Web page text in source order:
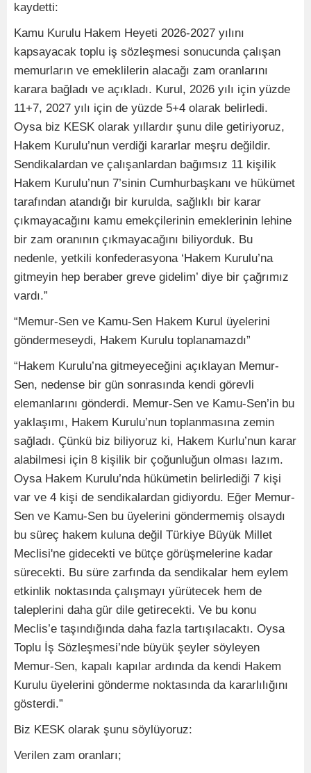
kaydetti:
Kamu Kurulu Hakem Heyeti 2026-2027 yılını
kapsayacak toplu iş sözleşmesi sonucunda çalışan
memurların ve emeklilerin alacağı zam oranlarını
karara bağladı ve açıkladı. Kurul, 2026 yılı için yüzde
11+7, 2027 yılı için de yüzde 5+4 olarak belirledi.
Oysa biz KESK olarak yıllardır şunu dile getiriyoruz,
Hakem Kurulu’nun verdiği kararlar meşru değildir.
Sendikalardan ve çalışanlardan bağımsız 11 kişilik
Hakem Kurulu’nun 7’sinin Cumhurbaşkanı ve hükümet
tarafından atandığı bir kurulda, sağlıklı bir karar
çıkmayacağını kamu emekçilerinin emeklerinin lehine
bir zam oranının çıkmayacağını biliyorduk. Bu
nedenle, yetkili konfederasyona ‘Hakem Kurulu’na
gitmeyin hep beraber greve gidelim’ diye bir çağrımız
vardı.”
“Memur-Sen ve Kamu-Sen Hakem Kurul üyelerini
göndermeseydi, Hakem Kurulu toplanamazdı”
“Hakem Kurulu’na gitmeyeceğini açıklayan Memur-
Sen, nedense bir gün sonrasında kendi görevli
elemanlarını gönderdi. Memur-Sen ve Kamu-Sen’in bu
yaklaşımı, Hakem Kurulu’nun toplanmasına zemin
sağladı. Çünkü biz biliyoruz ki, Hakem Kurlu’nun karar
alabilmesi için 8 kişilik bir çoğunluğun olması lazım.
Oysa Hakem Kurulu’nda hükümetin belirlediği 7 kişi
var ve 4 kişi de sendikalardan gidiyordu. Eğer Memur-
Sen ve Kamu-Sen bu üyelerini göndermemiş olsaydı
bu süreç hakem kuluna değil Türkiye Büyük Millet
Meclisi'ne gidecekti ve bütçe görüşmelerine kadar
sürecekti. Bu süre zarfında da sendikalar hem eylem
etkinlik noktasında çalışmayı yürütecek hem de
taleplerini daha gür dile getirecekti. Ve bu konu
Meclis’e taşındığında daha fazla tartışılacaktı. Oysa
Toplu İş Sözleşmesi’nde büyük şeyler söyleyen
Memur-Sen, kapalı kapılar ardında da kendi Hakem
Kurulu üyelerini gönderme noktasında da kararlılığını
gösterdi.”
Biz KESK olarak şunu söylüyoruz:
Verilen zam oranları;